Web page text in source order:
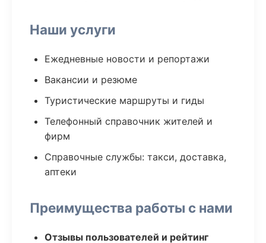
Наши услуги
Ежедневные новости и репортажи
Вакансии и резюме
Туристические маршруты и гиды
Телефонный справочник жителей и
фирм
Справочные службы: такси, доставка,
аптеки
Преимущества работы с нами
Отзывы пользователей и рейтинг